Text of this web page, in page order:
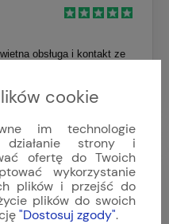
obsługa i kontakt ze
ze mną na długie lata.
cookie
im technologie
działanie strony i
ofertę do Twoich
wykorzystanie
plików i przejść do
plików do swoich
"Dostosuj zgody".